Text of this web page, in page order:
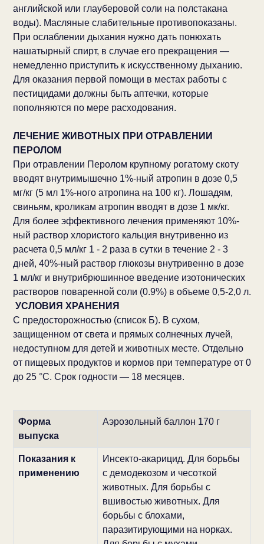
английской или глауберовой соли на полстакана
воды). Масляные слабительные противопоказаны.
При ослаблении дыхания нужно дать понюхать
нашатырный спирт, в случае его прекращения —
немедленно приступить к искусственному дыханию.
Для оказания первой помощи в местах работы с
пестицидами должны быть аптечки, которые
пополняются по мере расходования.
ЛЕЧЕНИЕ ЖИВОТНЫХ ПРИ ОТРАВЛЕНИИ
ПЕРОЛОМ
При отравлении Перолом крупному рогатому скоту
вводят внутримышечно 1%-ный атропин в дозе 0,5
мг/кг (5 мл 1%-ного атропина на 100 кг). Лошадям,
свиньям, кроликам атропин вводят в дозе 1 мк/кг.
Для более эффективного лечения применяют 10%-
ный раствор хлористого кальция внутривенно из
расчета 0,5 мл/кг 1 - 2 раза в сутки в течение 2 - 3
дней, 40%-ный раствор глюкозы внутривенно в дозе
1 мл/кг и внутрибрюшинное введение изотонических
растворов поваренной соли (0.9%) в объеме 0,5-2,0 л.
УСЛОВИЯ ХРАНЕНИЯ
С предосторожностью (список Б). В сухом,
защищенном от света и прямых солнечных лучей,
недоступном для детей и животных месте. Отдельно
от пищевых продуктов и кормов при температуре от 0
до 25 °C. Срок годности — 18 месяцев.
Форма
выпуска
Аэрозольный баллон 170 г
Показания к
применению
Инсекто-акарицид. Для борьбы
с демодекозом и чесоткой
животных. Для борьбы с
вшивостью животных. Для
борьбы с блохами,
паразитирующими на норках.